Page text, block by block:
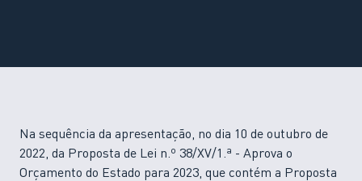
Na sequência da apresentação, no dia 10 de outubro de
2022, da Proposta de Lei n.º 38/XV/1.ª - Aprova o
Orçamento do Estado para 2023, que contém a Proposta